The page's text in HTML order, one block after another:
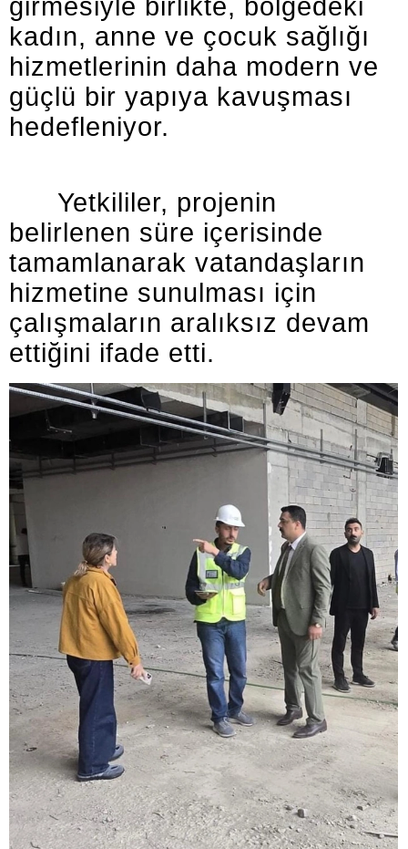
girmesiyle birlikte, bölgedeki
kadın, anne ve çocuk sağlığı
hizmetlerinin daha modern ve
güçlü bir yapıya kavuşması
hedefleniyor.
Yetkililer, projenin
belirlenen süre içerisinde
tamamlanarak vatandaşların
hizmetine sunulması için
çalışmaların aralıksız devam
ettiğini ifade etti.